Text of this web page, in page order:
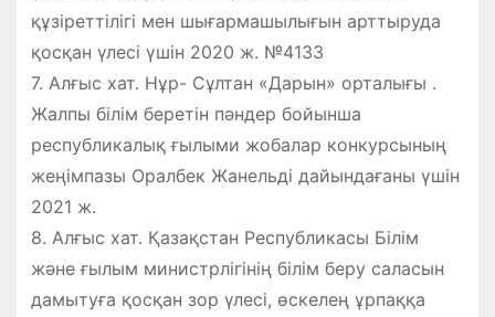
құзіреттілігі мен шығармашылығын арттыруда
қосқан үлесі үшін 2020 ж. №4133
7. Алғыс хат. Нұр- Сұлтан «Дарын» орталығы .
Жалпы білім беретін пәндер бойынша
республикалық ғылыми жобалар конкурсының
жеңімпазы Оралбек Жанельді дайындағаны үшін
2021 ж.
8. Алғыс хат. Қазақстан Республикасы Білім
және ғылым министрлігінің білім беру саласын
дамытуға қосқан зор үлесі, өскелең ұрпаққа